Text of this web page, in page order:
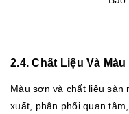
2.4. Chất Liệu Và
Màu sơn và chất liệu sàn
xuất, phân phối quan